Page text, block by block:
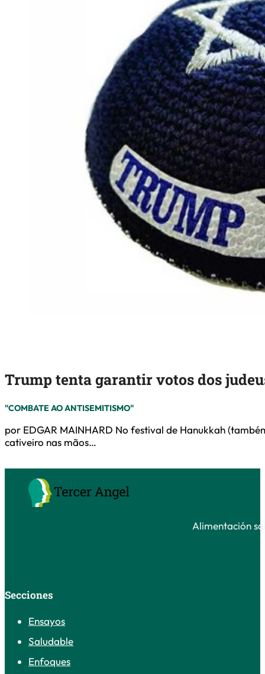
Trump tenta garantir votos dos
"COMBATE AO ANTISEMITISMO"
por EDGAR MAINHARD No festival de Hanukkah
cativeiro nas mãos…
Alimentación
Secciones
Ensayos
Saludable
Enfoques